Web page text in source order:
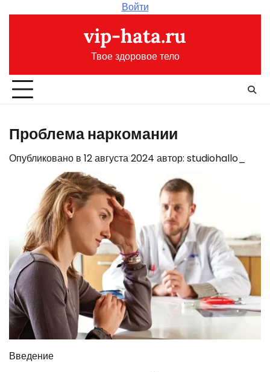
Войти
vip-hata.ru
Твое здоровое тело
Проблема наркомании
Опубликовано в 12 августа 2024 автор: studiohallo_
Введение